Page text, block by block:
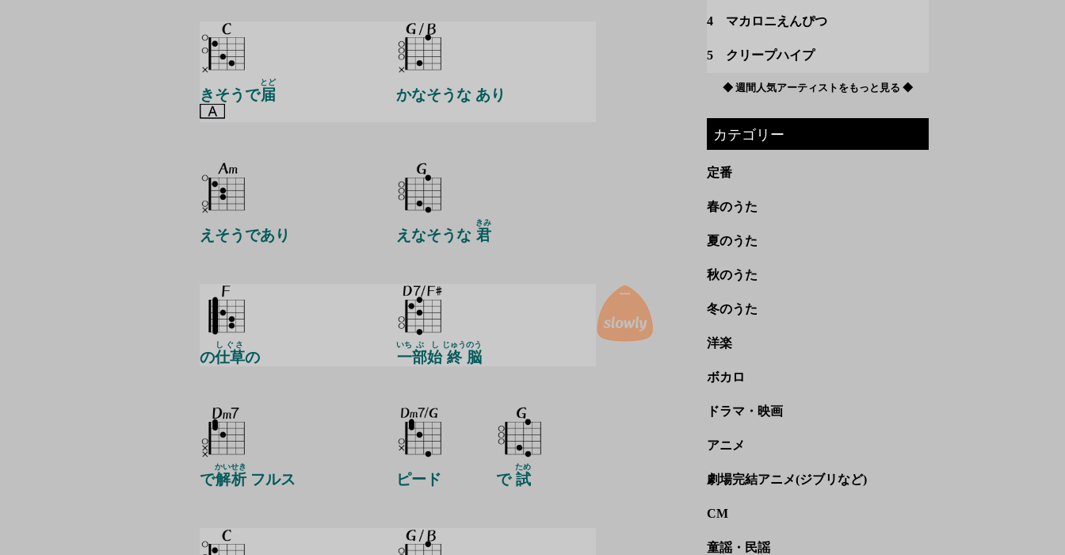
きそうで届
とど
かなそうな あり
えそうであり えなそうな 君
きみ
の仕草
しぐさ
の 一
いち
部
ぶ
始
し
終
じゅう
脳
のう
で解
かい
析
せき
フルス ピード で 試
ため
4 マカロニえんぴつ
5 クリープハイプ
◆ 週間人気アーティストをもっと見る ◆
カテゴリー
定番
春のうた
夏のうた
秋のうた
冬のうた
洋楽
ボカロ
ドラマ・映画
アニメ
劇場完結アニメ(ジブリなど)
CM
童謡・民謡